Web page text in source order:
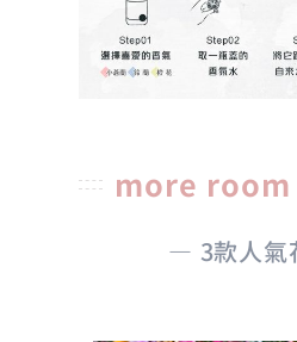
more room
— 3款人